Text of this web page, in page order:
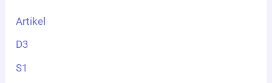
Artikel
D3
S1